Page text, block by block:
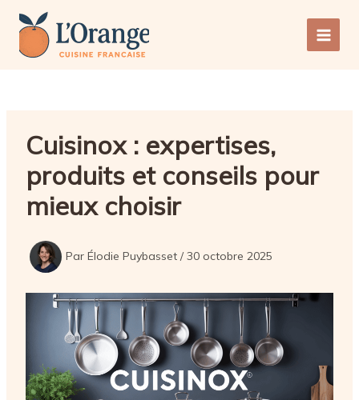
contenu
Main
Cuisinox : expertises,
produits et conseils pour
mieux choisir
Par Élodie Puybasset /30 octobre 2025